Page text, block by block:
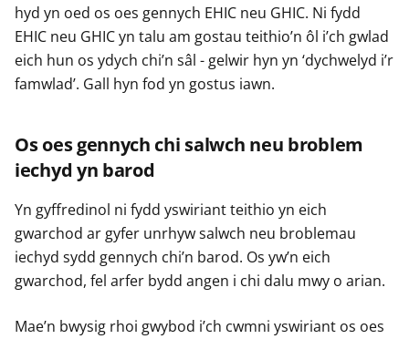
hyd yn oed os oes gennych EHIC neu GHIC. Ni fydd
EHIC neu GHIC yn talu am gostau teithio’n ôl i’ch gwlad
eich hun os ydych chi’n sâl - gelwir hyn yn ‘dychwelyd i’r
famwlad’. Gall hyn fod yn gostus iawn.
Os oes gennych chi salwch neu broblem
iechyd yn barod
Yn gyffredinol ni fydd yswiriant teithio yn eich
gwarchod ar gyfer unrhyw salwch neu broblemau
iechyd sydd gennych chi’n barod. Os yw’n eich
gwarchod, fel arfer bydd angen i chi dalu mwy o arian.
Mae’n bwysig rhoi gwybod i’ch cwmni yswiriant os oes